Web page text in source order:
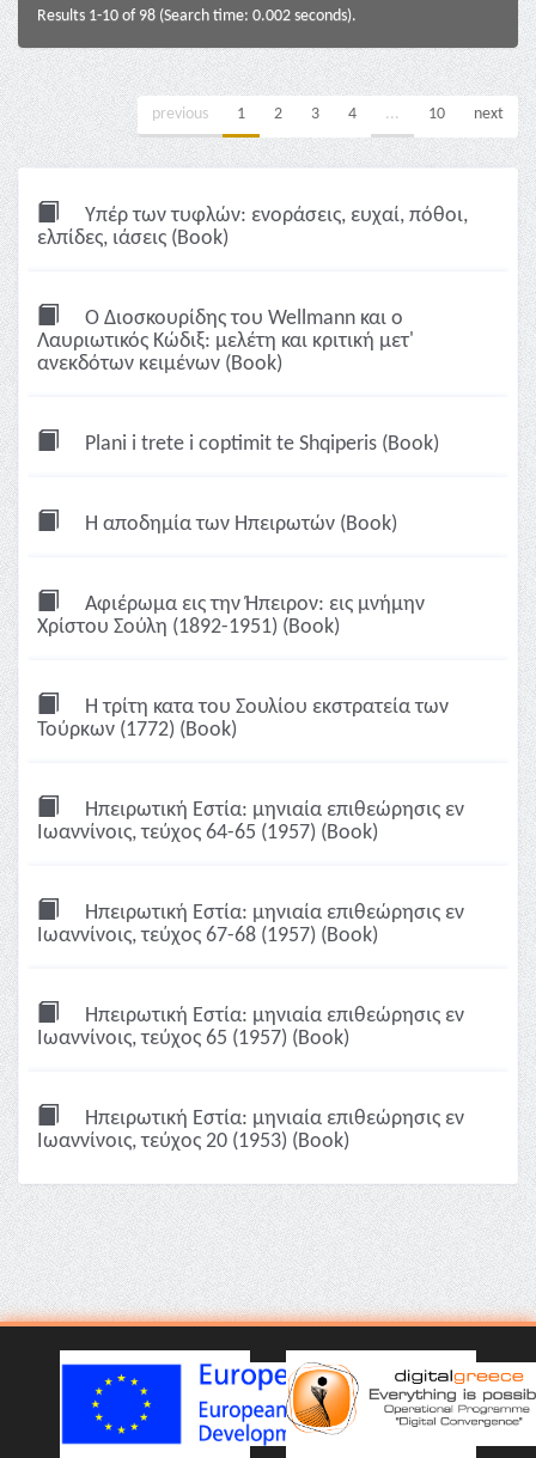
Results 1-10 of 98 (Search time: 0.002 seconds).
previous 1 2 3 4 ... 10 next
Υπέρ των τυφλών: ενοράσεις, ευχαί, πόθοι,
ελπίδες, ιάσεις (Book)
Ο Διοσκουρίδης του Wellmann και ο
Λαυριωτικός Κώδιξ: μελέτη και κριτική μετ'
ανεκδότων κειμένων (Book)
Plani i trete i coptimit te Shqiperis (Book)
Η αποδημία των Ηπειρωτών (Book)
Αφιέρωμα εις την Ήπειρον: εις μνήμην
Χρίστου Σούλη (1892-1951) (Book)
Η τρίτη κατα του Σουλίου εκστρατεία των
Τούρκων (1772) (Book)
Ηπειρωτική Εστία: μηνιαία επιθεώρησις εν
Ιωαννίνοις, τεύχος 64-65 (1957) (Book)
Ηπειρωτική Εστία: μηνιαία επιθεώρησις εν
Ιωαννίνοις, τεύχος 67-68 (1957) (Book)
Ηπειρωτική Εστία: μηνιαία επιθεώρησις εν
Ιωαννίνοις, τεύχος 65 (1957) (Book)
Ηπειρωτική Εστία: μηνιαία επιθεώρησις εν
Ιωαννίνοις, τεύχος 20 (1953) (Book)